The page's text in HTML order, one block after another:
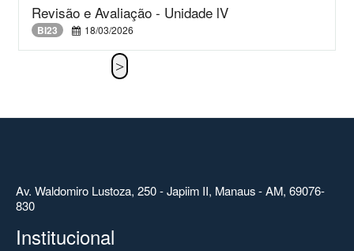
Revisão e Avaliação - Unidade lV
BI23 18/03/2026
Av. Waldomiro Lustoza, 250 - Japiim II, Manaus - AM, 69076-
830
Institucional